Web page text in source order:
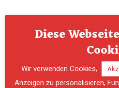
Diese
Wir verwenden Cookies,
Anzeigen zu personalisieren,